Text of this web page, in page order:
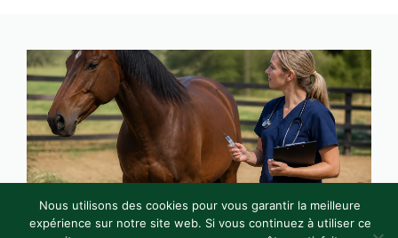
Vermifuge cheval : quand traiter, quoi
Nous utilisons des cookies pour vous garantir la meilleure
expérience sur notre site web. Si vous continuez à utiliser ce